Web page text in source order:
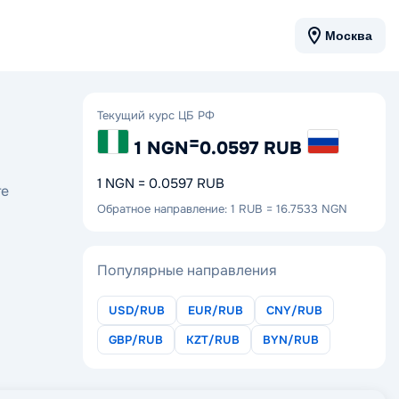
Москва
Текущий курс ЦБ РФ
1 NGN=0.0597 RUB
1 NGN = 0.0597 RUB
Обратное направление: 1 RUB = 16.7533 NGN
Популярные направления
USD/RUB EUR/RUB
CNY/RUB
GBP/RUB
KZT/RUB BYN/RUB